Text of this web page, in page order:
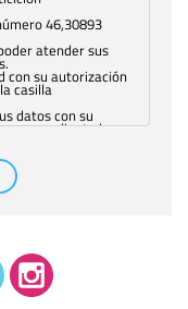
46,30893
atender sus
con su autorización
casilla
datos con su
mediante la
personal de
podrá
le pedimos. No se
sus datos en la